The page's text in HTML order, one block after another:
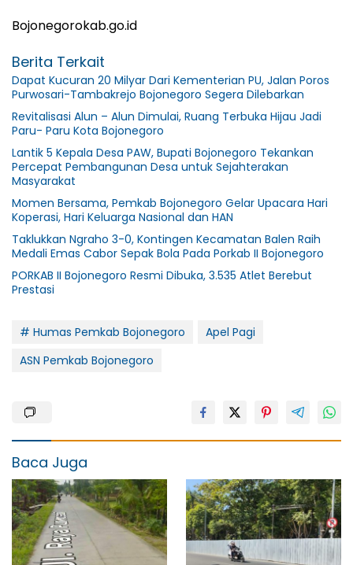
Bojonegorokab.go.id
Berita Terkait
Dapat Kucuran 20 Milyar Dari Kementerian PU, Jalan Poros
Purwosari-Tambakrejo Bojonegoro Segera Dilebarkan
Revitalisasi Alun – Alun Dimulai, Ruang Terbuka Hijau Jadi
Paru- Paru Kota Bojonegoro
Lantik 5 Kepala Desa PAW, Bupati Bojonegoro Tekankan
Percepat Pembangunan Desa untuk Sejahterakan
Masyarakat
Momen Bersama, Pemkab Bojonegoro Gelar Upacara Hari
Koperasi, Hari Keluarga Nasional dan HAN
Taklukkan Ngraho 3-0, Kontingen Kecamatan Balen Raih
Medali Emas Cabor Sepak Bola Pada Porkab II Bojonegoro
PORKAB II Bojonegoro Resmi Dibuka, 3.535 Atlet Berebut
Prestasi
# Humas Pemkab Bojonegoro
Apel Pagi
ASN Pemkab Bojonegoro
Baca Juga